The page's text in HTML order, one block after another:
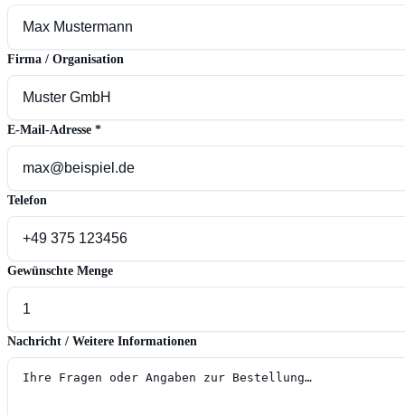
Firma / Organisation
E-Mail-Adresse *
Telefon
Gewünschte Menge
Nachricht / Weitere Informationen